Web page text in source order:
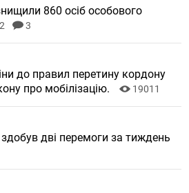
860 осіб особового
3
до правил перетину кордону
про мобілізацію.
19011
дві перемоги за тиждень